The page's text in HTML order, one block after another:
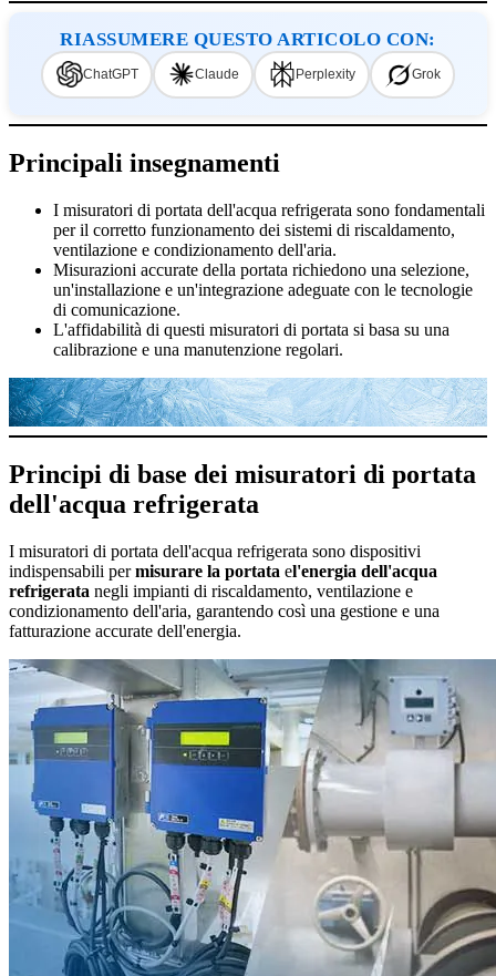
RIASSUMERE QUESTO ARTICOLO CON:
ChatGPT Claude Perplexity Grok
Principali insegnamenti
I misuratori di portata dell'acqua refrigerata sono fondamentali
per il corretto funzionamento dei sistemi di riscaldamento,
ventilazione e condizionamento dell'aria.
Misurazioni accurate della portata richiedono una selezione,
un'installazione e un'integrazione adeguate con le tecnologie
di comunicazione.
L'affidabilità di questi misuratori di portata si basa su una
calibrazione e una manutenzione regolari.
Principi di base dei misuratori di portata
dell'acqua refrigerata
I misuratori di portata dell'acqua refrigerata sono dispositivi
indispensabili permisurare la portata el'energia dell'acqua
refrigerata negli impianti di riscaldamento, ventilazione e
condizionamento dell'aria, garantendo così una gestione e una
fatturazione accurate dell'energia.